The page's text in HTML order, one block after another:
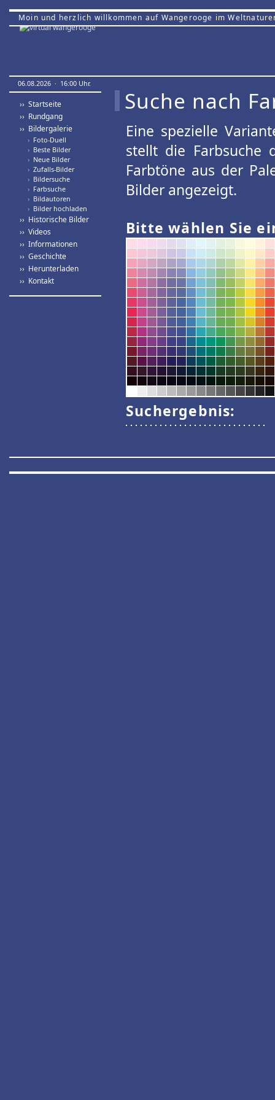
Moin und herzlich willkommen auf Wangerooge im
06.08.2026 · 16:00 Uhr.
›› Startseite
›› Rundgang
›› Bildergalerie
› Foto-Duell
› Beste Bilder
› Neue Bilder
› Zufalls-Bilder
› Bildersuche
› Farbsuche
› Bildautoren
› Bilder hochladen
›› Historische Bilder
›› Videos
›› Informationen
›› Geschichte
›› Herunterladen
›› Kontakt
Suche nach
Eine spezielle
stellt die Farbsuche
Farbtöne aus der
Bilder angezeigt.
Bitte wählen Sie
Suchergebnis: